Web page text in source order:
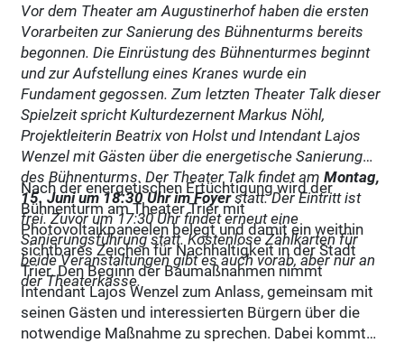
Vor dem Theater am Augustinerhof haben die ersten
Vorarbeiten zur Sanierung des Bühnenturms bereits
begonnen. Die Einrüstung des Bühnenturmes beginnt
und zur Aufstellung eines Kranes wurde ein
Fundament gegossen. Zum letzten Theater Talk dieser
Spielzeit spricht Kulturdezernent Markus Nöhl,
Projektleiterin Beatrix von Holst und Intendant Lajos
Wenzel mit Gästen über die energetische Sanierung
des Bühnenturms. Der Theater Talk findet amMontag,
15. Juni um 18:30 Uhr im Foyerstatt. Der Eintritt ist
frei. Zuvor um 17:30 Uhr findet erneut eine
Sanierungsführung statt. Kostenlose Zählkarten für
beide Veranstaltungen gibt es auch vorab, aber nur an
der Theaterkasse.
Nach der energetischen Ertüchtigung wird der
Bühnenturm am Theater Trier mit
Photovoltaikpaneelen belegt und damit ein weithin
sichtbares Zeichen für Nachhaltigkeit in der Stadt
Trier. Den Beginn der Baumaßnahmen nimmt
Intendant Lajos Wenzel zum Anlass, gemeinsam mit
seinen Gästen und interessierten Bürgern über die
notwendige Maßnahme zu sprechen. Dabei kommt